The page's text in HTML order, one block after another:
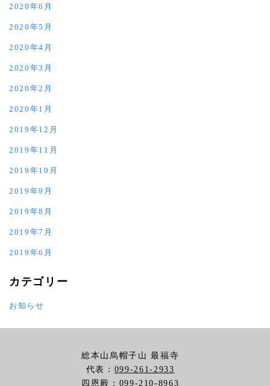
2020年6月
2020年5月
2020年4月
2020年3月
2020年2月
2020年1月
2019年12月
2019年11月
2019年10月
2019年9月
2019年8月
2019年7月
2019年6月
カテゴリー
お知らせ
総本山烏帽子山 最福寺
代表： 099-261-2933
四恩殿： 099-210-8963